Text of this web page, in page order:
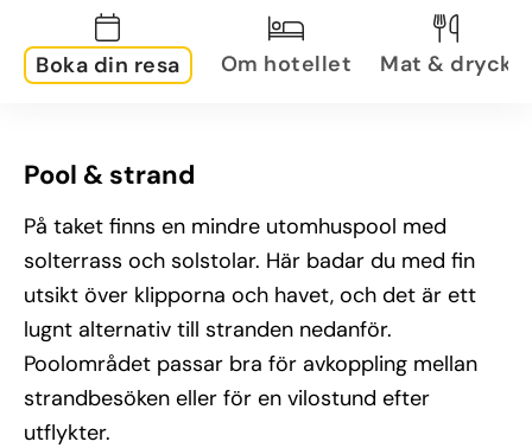
Boka din resa Om hotellet Mat & dryck
Pool & strand
På taket finns en mindre utomhuspool med
solterrass och solstolar. Här badar du med fin
utsikt över klipporna och havet, och det är ett
lugnt alternativ till stranden nedanför.
Poolområdet passar bra för avkoppling mellan
strandbesöken eller för en vilostund efter
utflykter.